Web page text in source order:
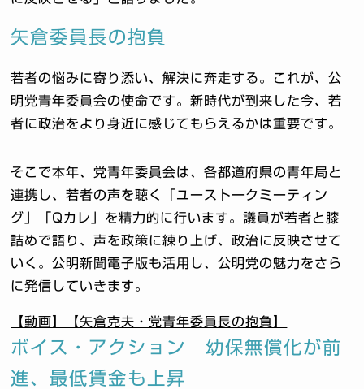
矢倉委員長の抱負
若者の悩みに寄り添い、解決に奔走する。これが、公
明党青年委員会の使命です。新時代が到来した今、若
者に政治をより身近に感じてもらえるかは重要です。
そこで本年、党青年委員会は、各都道府県の青年局と
連携し、若者の声を聴く「ユーストークミーティン
グ」「Qカレ」を精力的に行います。議員が若者と膝
詰めで語り、声を政策に練り上げ、政治に反映させて
いく。公明新聞電子版も活用し、公明党の魅力をさら
に発信していきます。
【動画】【矢倉克夫・党青年委員長の抱負】
ボイス・アクション 幼保無償化が前
進、最低賃金も上昇